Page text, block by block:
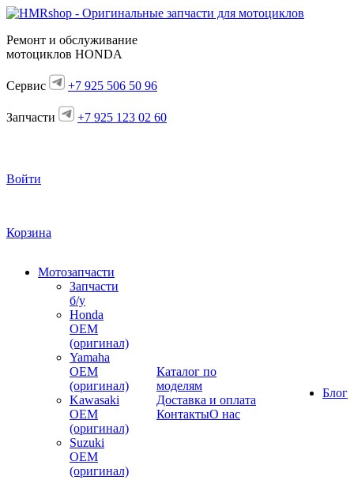
Ремонт и обслуживание
мотоциклов HONDA
Сервис +7 925 506 50 96
Запчасти +7 925 123 02 60
Войти
Корзина
Мотозапчасти
Запчасти
б/у
Honda
OEM
(оригинал)
Yamaha
OEM
(оригинал)
Kawasaki
OEM
(оригинал)
Suzuki
OEM
(оригинал)
Каталог по
моделям
Доставка и оплата
КонтактыО нас
Блог